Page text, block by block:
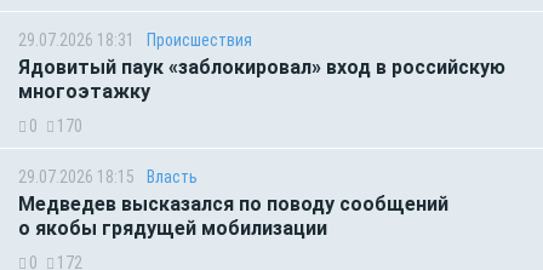
29.07.2026 18:31 Происшествия
Ядовитый паук «заблокировал» вход в российскую
многоэтажку
0 170
29.07.2026 18:15 Власть
Медведев высказался по поводу сообщений
о якобы грядущей мобилизации
0 172